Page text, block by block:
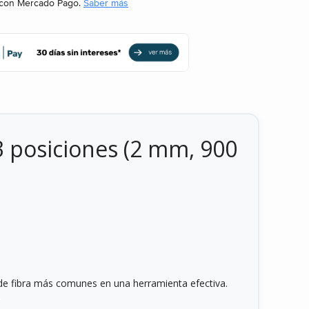
Mercado Pago. Saber más
posiciones (2 mm, 900
fibra más comunes en una herramienta efectiva.